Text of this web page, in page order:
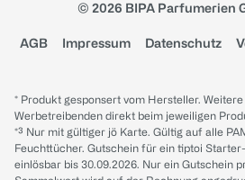
© 2026 BIPA Parfumerien
AGB Impressum Datenschutz
* Produkt gesponsert vom Hersteller.
Werbetreibenden direkt beim jeweiligen
*³ Nur mit gültiger jö Karte. Gültig auf alle
Feuchttücher. Gutschein für ein tiptoi
einlösbar bis 30.09.2026. Nur ein Gutschein